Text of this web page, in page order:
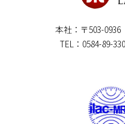
本社：〒503-
TEL：0584-89-